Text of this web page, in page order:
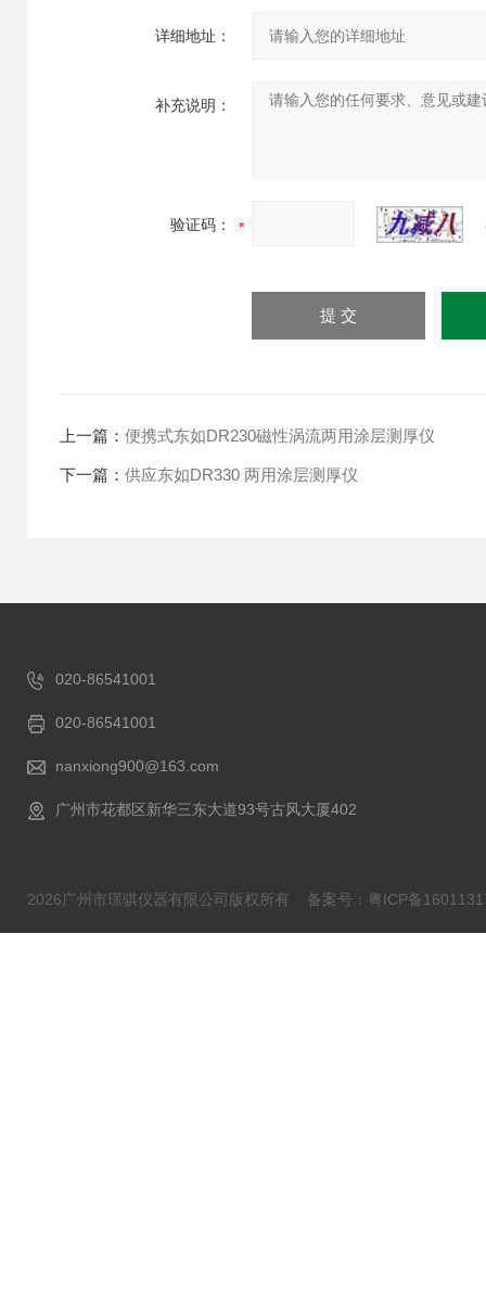
详细地址：
补充说明：
验证码：
上一篇： 便携式东如DR230磁性涡流两用涂层测厚仪
下一篇： 供应东如DR330 两用涂层测厚仪
020-86541001
020-86541001
nanxiong900@163.com
广州市花都区新华三东大道93号古风大厦402
2026广州市璟骐仪器有限公司版权所有 备案号：粤ICP备